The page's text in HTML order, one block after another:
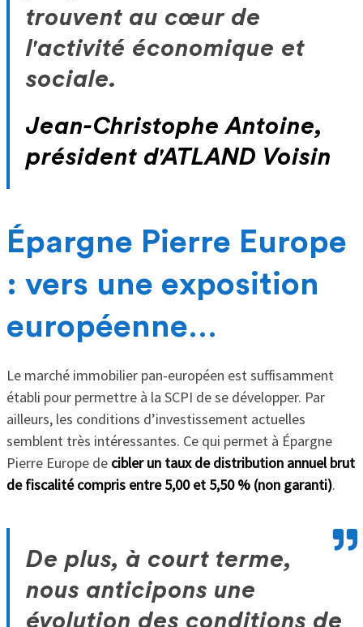
trouvent au cœur de
l'activité économique et
sociale.
Jean-Christophe Antoine,
président d'ATLAND Voisin
Épargne Pierre Europe
: vers une exposition
européenne…
Le marché immobilier pan-européen est suffisamment
établi pour permettre à la SCPI de se développer. Par
ailleurs, les conditions d’investissement actuelles
semblent très intéressantes. Ce qui permet à Épargne
Pierre Europe de cibler un taux de distribution annuel brut
de fiscalité compris entre 5,00 et 5,50 % (non garanti).
De plus, à court terme,
nous anticipons une
évolution des conditions de